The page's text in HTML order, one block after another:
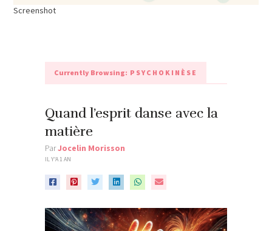
Screenshot
Currently Browsing: PSYCHOKINÈSE
Quand l’esprit danse avec la
matière
ParJocelin Morisson
IL Y'A 1 AN